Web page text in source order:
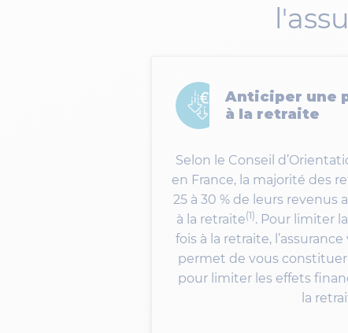
Anticiper une
à la retraite
Selon le Conseil
en France, la majorité des
25 à 30 % de leurs
à la retraite(1). Pour limiter
fois à la retraite,
permet de vous
pour limiter les effets
la